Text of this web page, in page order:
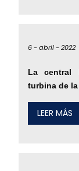
6 -abril -2022
La central
turbina de
LEER MÁS